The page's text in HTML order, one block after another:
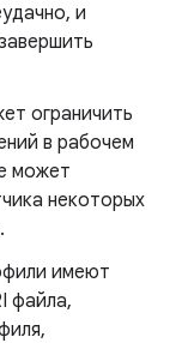
и
ограничить
в рабочем
может
некоторых
имеют
файла,